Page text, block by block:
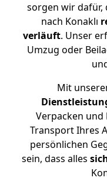
sorgen wir dafür,
nach Konaklı
verläuft. Unser
Umzug oder
Mit
Verpacken
Transport Ihres
persönlichen
sein, dass alles